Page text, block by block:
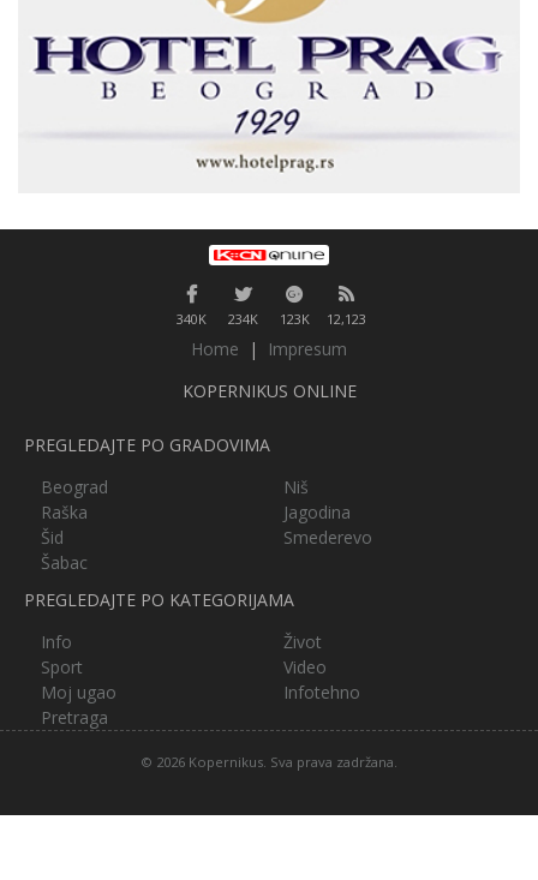
340K 234K 123K 12,123
Home |
Impresum
KOPERNIKUS ONLINE
PREGLEDAJTE PO GRADOVIMA
Beograd
Niš
Raška
Jagodina
Šid
Smederevo
Šabac
PREGLEDAJTE PO KATEGORIJAMA
Info
Život
Sport
Video
Moj ugao
Infotehno
Pretraga
© 2026 Kopernikus. Sva prava zadržana.